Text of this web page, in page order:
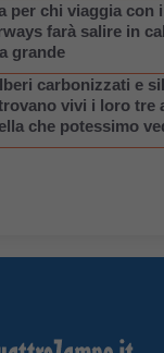
per chi viaggia con
farà salire in
grande
carbonizzati e
vivi i loro tre
che potessimo